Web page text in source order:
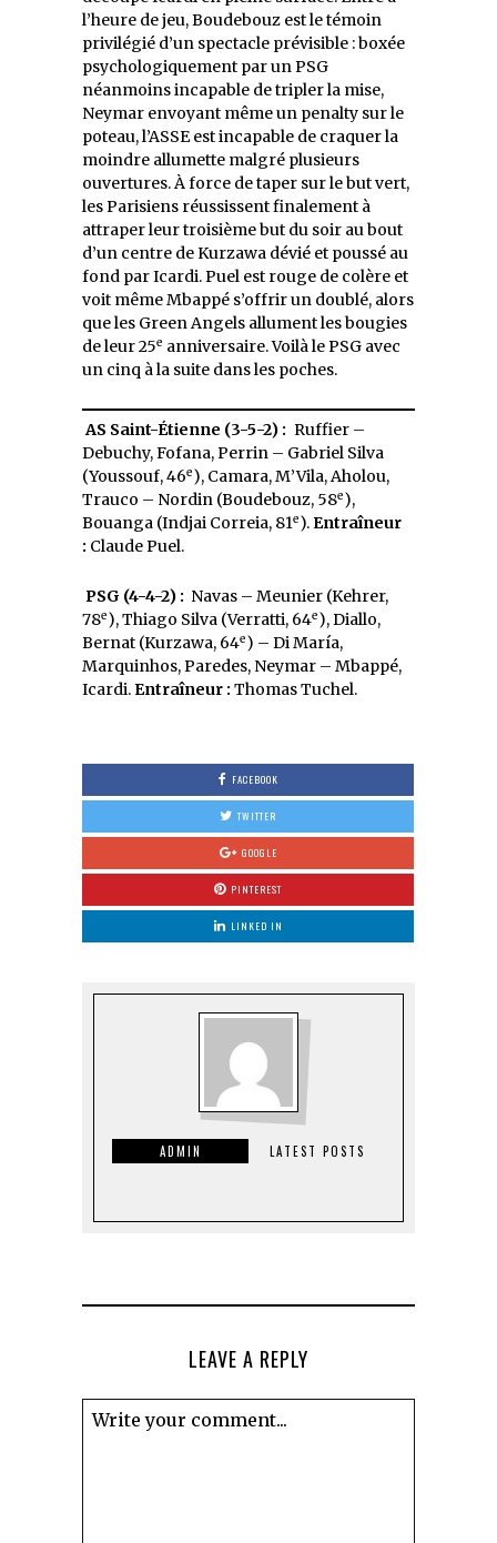
l’heure de jeu, Boudebouz est le témoin
privilégié d’un spectacle prévisible : boxée
psychologiquement par un PSG
néanmoins incapable de tripler la mise,
Neymar envoyant même un penalty sur le
poteau, l’ASSE est incapable de craquer la
moindre allumette malgré plusieurs
ouvertures. À force de taper sur le but vert,
les Parisiens réussissent finalement à
attraper leur troisième but du soir au bout
d’un centre de Kurzawa dévié et poussé au
fond par Icardi. Puel est rouge de colère et
voit même Mbappé s’offrir un doublé, alors
que les Green Angels allument les bougies
de leur 25e anniversaire. Voilà le PSG avec
un cinq à la suite dans les poches.
AS Saint-Étienne (3-5-2) : Ruffier –
Debuchy, Fofana, Perrin – Gabriel Silva
(Youssouf, 46e), Camara, M’Vila, Aholou,
Trauco – Nordin (Boudebouz, 58e),
Bouanga (Indjai Correia, 81e).Entraîneur
: Claude Puel.
PSG (4-4-2) : Navas – Meunier (Kehrer,
78e), Thiago Silva (Verratti, 64e), Diallo,
Bernat (Kurzawa, 64e) – Di María,
Marquinhos, Paredes, Neymar – Mbappé,
Icardi.Entraîneur : Thomas Tuchel.
FACEBOOK
TWITTER
GOOGLE
PINTEREST
LINKED IN
ADMIN LATEST POSTS
LEAVE A REPLY